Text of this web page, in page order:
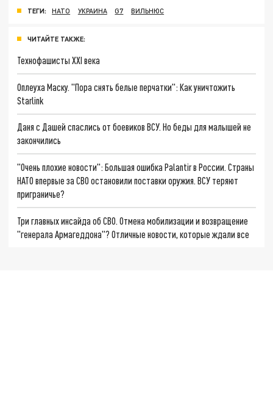
ТЕГИ: НАТО УКРАИНА G7 ВИЛЬНЮС
ЧИТАЙТЕ ТАКЖЕ:
Технофашисты XXI века
Оплеуха Маску. "Пора снять белые перчатки": Как уничтожить
Starlink
Даня с Дашей спаслись от боевиков ВСУ. Но беды для малышей не
закончились
"Очень плохие новости": Большая ошибка Palantir в России. Страны
НАТО впервые за СВО остановили поставки оружия. ВСУ теряют
приграничье?
Три главных инсайда об СВО. Отмена мобилизации и возвращение
"генерала Армагеддона"? Отличные новости, которые ждали все